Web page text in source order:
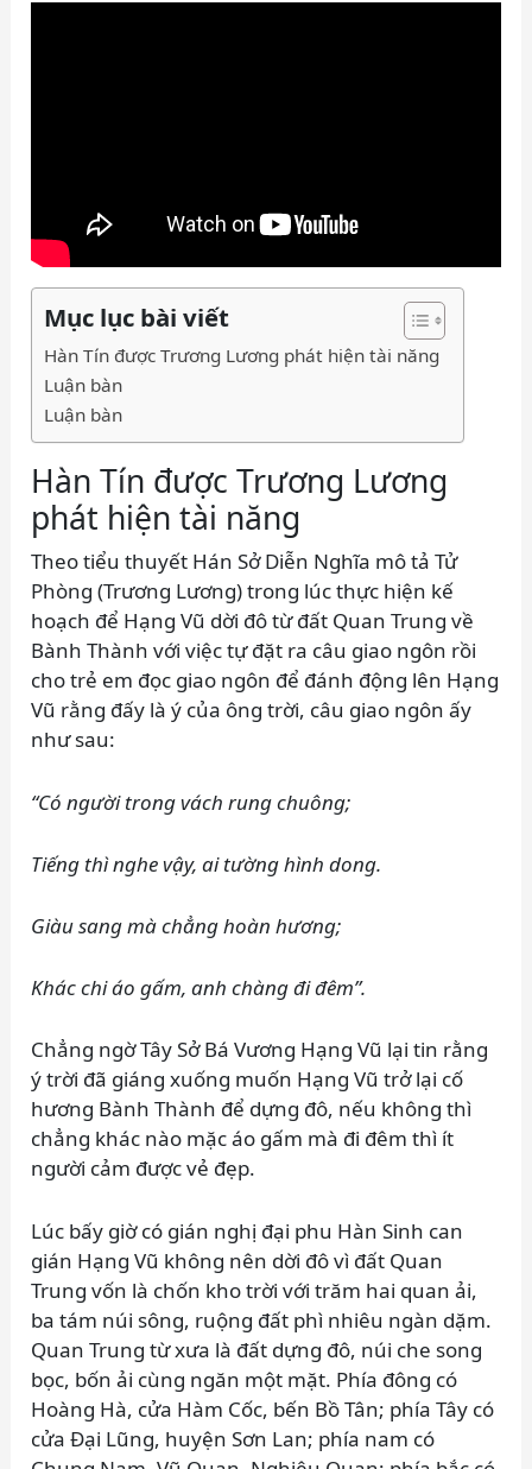
Mục lục bài viết
Hàn Tín được Trương Lương phát hiện tài năng
Luận bàn
Luận bàn
Hàn Tín được Trương Lương
phát hiện tài năng
Theo tiểu thuyết Hán Sở Diễn Nghĩa mô tả Tử
Phòng (Trương Lương) trong lúc thực hiện kế
hoạch để Hạng Vũ dời đô từ đất Quan Trung về
Bành Thành với việc tự đặt ra câu giao ngôn rồi
cho trẻ em đọc giao ngôn để đánh động lên Hạng
Vũ rằng đấy là ý của ông trời, câu giao ngôn ấy
như sau:
“Có người trong vách rung chuông;
Tiếng thì nghe vậy, ai tường hình dong.
Giàu sang mà chẳng hoàn hương;
Khác chi áo gấm, anh chàng đi đêm”.
Chẳng ngờ Tây Sở Bá Vương Hạng Vũ lại tin rằng
ý trời đã giáng xuống muốn Hạng Vũ trở lại cố
hương Bành Thành để dựng đô, nếu không thì
chẳng khác nào mặc áo gấm mà đi đêm thì ít
người cảm được vẻ đẹp.
Lúc bấy giờ có gián nghị đại phu Hàn Sinh can
gián Hạng Vũ không nên dời đô vì đất Quan
Trung vốn là chốn kho trời với trăm hai quan ải,
ba tám núi sông, ruộng đất phì nhiêu ngàn dặm.
Quan Trung từ xưa là đất dựng đô, núi che song
bọc, bốn ải cùng ngăn một mặt. Phía đông có
Hoàng Hà, cửa Hàm Cốc, bến Bồ Tân; phía Tây có
cửa Đại Lũng, huyện Sơn Lan; phía nam có